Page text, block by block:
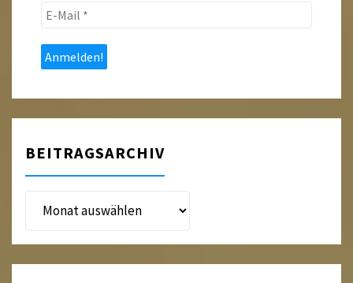
E-
*
BEITRAGSARCHIV
Beitragsarchiv